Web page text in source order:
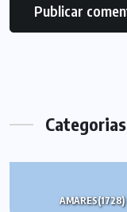
Categorias
AMARES(1728)